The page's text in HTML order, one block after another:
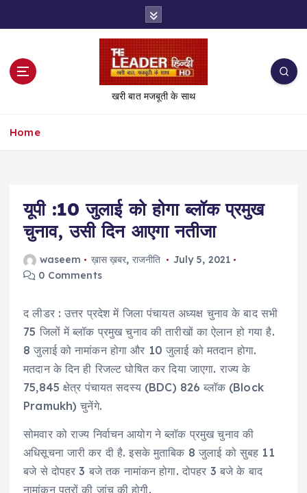
t
खरी बात मजबूती के साथ
Home
यूपी :10 जुलाई को होगा ब्लॉक प्रमुख
चुनाव, उसी दिन आएगा नतीजा
waseem ख़ास ख़बर, राजनीति
July 5, 2021
0 Comments
द लीडर : उत्तर प्रदेश में जिला पंचायत अध्यक्ष चुनाव के बाद सभी
75 जिलों में ब्लॉक प्रमुख चुनाव की तारीखों का ऐलान हो गया है.
8 जुलाई को नामांकन होगा और 10 जुलाई को मतदान होगा.
मतदान के दिन ही रिजल्ट घोषित कर दिया जाएगा. राज्य के
75,845 क्षेत्र पंचायत सदस्य (BDC) 826 ब्लॉक (Block
Pramukh) चुनेंगे.
सोमवार को राज्य निर्वाचन आयोग ने ब्लॉक प्रमुख चुनाव की
अधिसूचना जारी कर दी है. इसके मुताबिक 8 जुलाई को सुबह 11
बजे से दोपहर 3 बजे तक नामांकन होगा. दोपहर 3 बजे के बाद
नामांकन पत्रों की जांच की होगी.